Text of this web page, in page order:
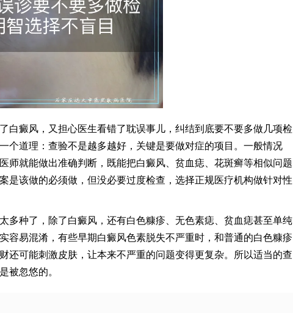
白癜风，又担心医生看错了耽误事儿，纠结到底要不要多做几项检
个道理：查验不是越多越好，关键是要做对症的项目。一般情况
师就能做出准确判断，既能把白癜风、贫血痣、花斑癣等相似问题
是该做的必须做，但没必要过度检查，选择正规医疗机构做针对性
多种了，除了白癜风，还有白色糠疹、无色素痣、贫血痣甚至单纯
容易混淆，有些早期白癜风色素脱失不严重时，和普通的白色糠疹
还可能刺激皮肤，让本来不严重的问题变得更复杂。所以适当的查
被忽悠的。